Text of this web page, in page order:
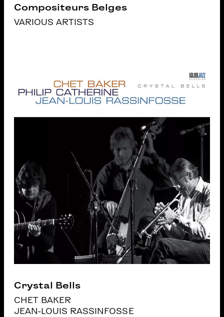
Compositeurs Belges
VARIOUS ARTISTS
Crystal Bells
CHET BAKER
JEAN-LOUIS RASSINFOSSE